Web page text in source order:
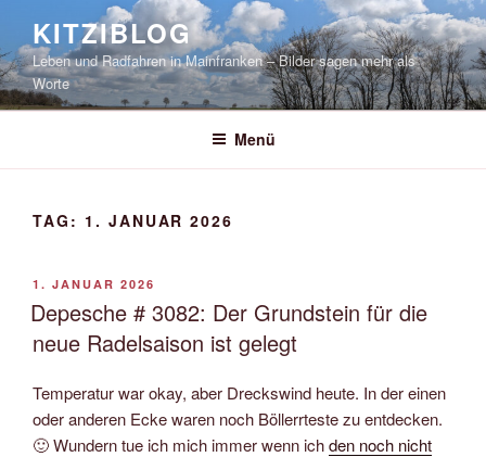
springen
KITZIBLOG
Leben und Radfahren in Mainfranken – Bilder sagen mehr als
Worte
Menü
TAG: 1. JANUAR 2026
VERÖFFENTLICHT
AM
1. JANUAR 2026
Depesche # 3082: Der Grundstein für die
neue Radelsaison ist gelegt
Temperatur war okay, aber Dreckswind heute. In der einen
oder anderen Ecke waren noch Böllerrteste zu entdecken.
🙂 Wundern tue ich mich immer wenn ichden noch nicht